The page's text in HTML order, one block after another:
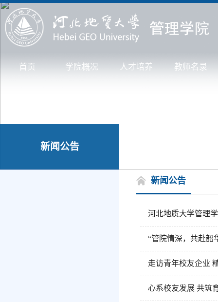
首页 学院概况 人才培养 教师名录
新闻公告
新闻公告
河北地质大学管理
“管院情深，共赴韶
走访青年校友企业
心系校友发展 共筑